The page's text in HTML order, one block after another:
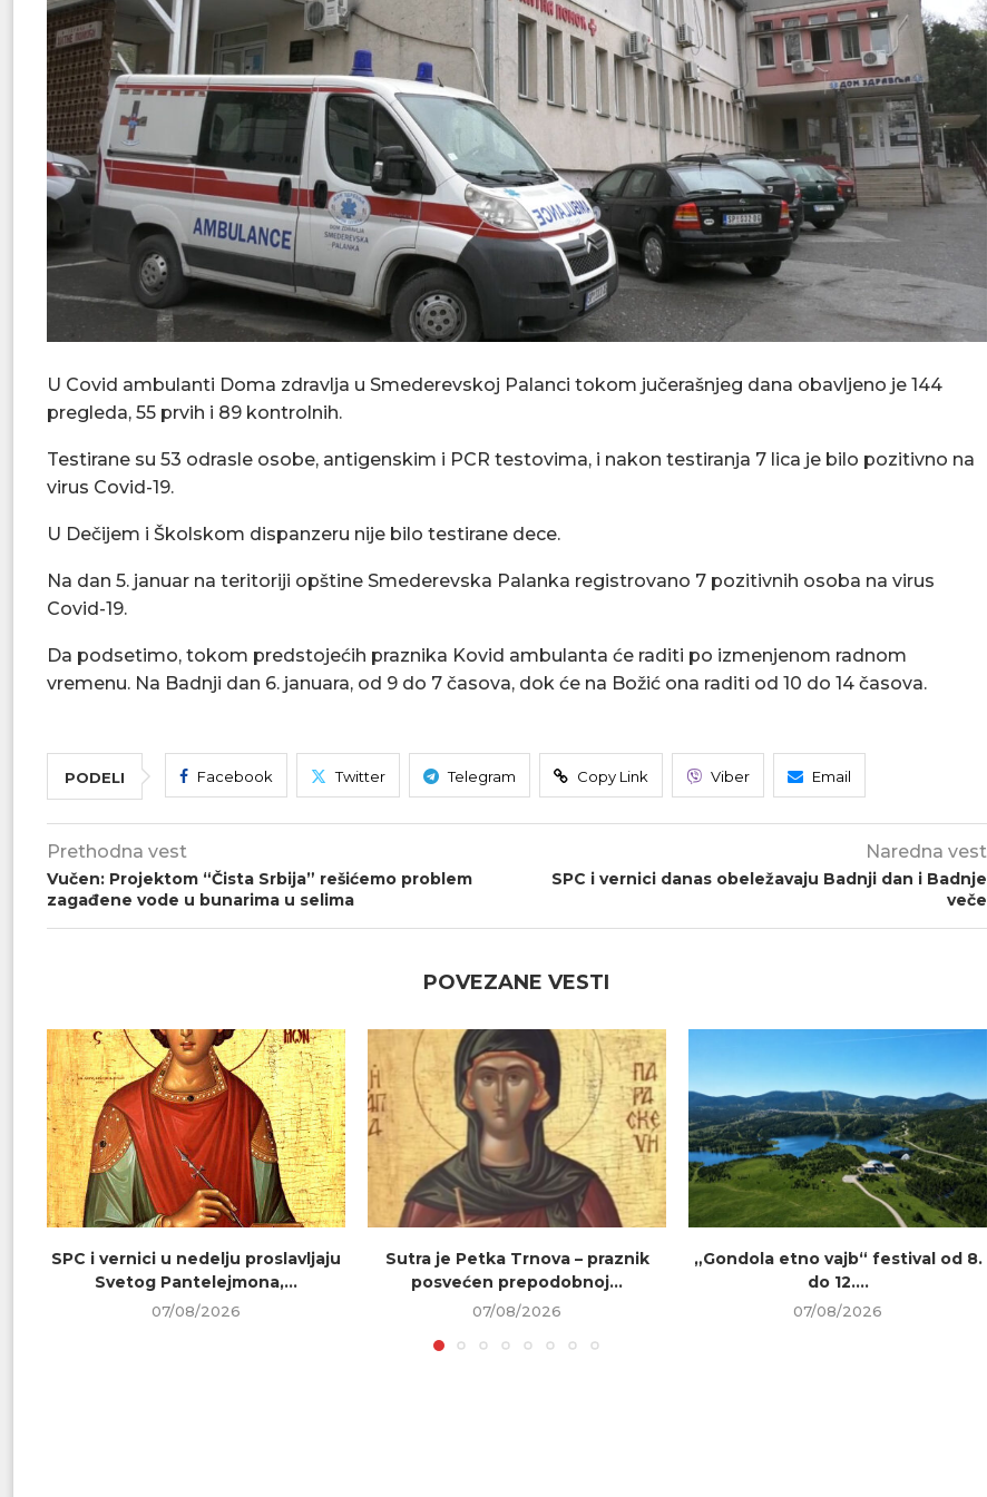
U Covid ambulanti Doma zdravlja u Smederevskoj Palanci tokom jučerašnjeg dana obavljeno je 144
pregleda, 55 prvih i 89 kontrolnih.
Testirane su 53 odrasle osobe, antigenskim i PCR testovima, i nakon testiranja 7 lica je bilo pozitivno na
virus Covid-19.
U Dečijem i Školskom dispanzeru nije bilo testirane dece.
Na dan 5. januar na teritoriji opštine Smederevska Palanka registrovano 7 pozitivnih osoba na virus
Covid-19.
Da podsetimo, tokom predstojećih praznika Kovid ambulanta će raditi po izmenjenom radnom
vremenu. Na Badnji dan 6. januara, od 9 do 7 časova, dok će na Božić ona raditi od 10 do 14 časova.
PODELI Facebook Twitter Telegram Copy Link Viber Email
Prethodna vest
Vučen: Projektom “Čista Srbija” rešićemo problem
zagađene vode u bunarima u selima
Naredna vest
SPC i vernici danas obeležavaju Badnji dan i Badnje
veče
POVEZANE VESTI
SPC i vernici u nedelju proslavljaju
Svetog Pantelejmona,...
07/08/2026
Sutra je Petka Trnova – praznik
posvećen prepodobnoj...
07/08/2026
„Gondola etno vajb“ festival od 8.
do 12....
07/08/2026